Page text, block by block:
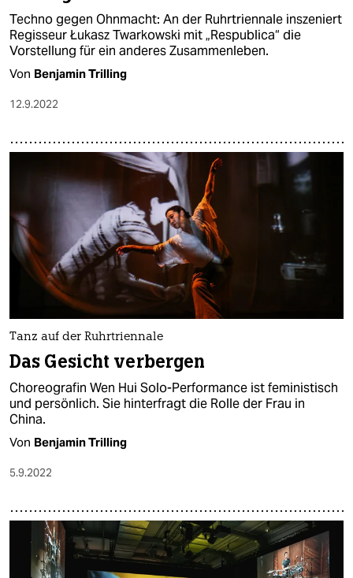
Techno gegen Ohnmacht: An der Ruhrtriennale inszeniert
Regisseur Łukasz Twarkowski mit „Respublica“ die
Vorstellung für ein anderes Zusammenleben.
Von Benjamin Trilling
12.9.2022
Tanz auf der Ruhrtriennale
Das Gesicht verbergen
Choreografin Wen Hui Solo-Performance ist feministisch
und persönlich. Sie hinterfragt die Rolle der Frau in
China.
Von Benjamin Trilling
5.9.2022